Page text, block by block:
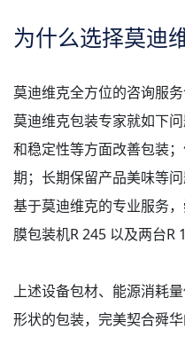
为什么选择莫迪
莫迪维克全方位的咨询服务
莫迪维克包装专家就如下
和稳定性等方面改善包装
期；长期保留产品美味等
基于莫迪维克的专业服务
膜包装机R 245 以及两台R
上述设备包材、能源消耗
形状的包装，完美契合舜华